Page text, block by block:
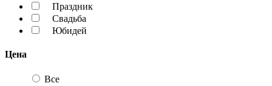
Праздник
Свадьба
Юбидей
Цена
Все